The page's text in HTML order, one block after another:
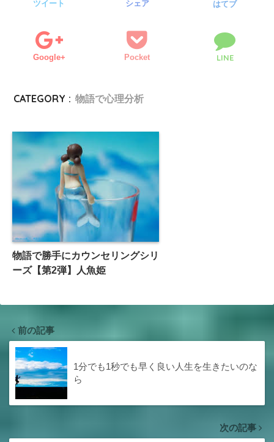
ツイート シェア はてブ
Google+ Pocket LINE
CATEGORY : 物語で心理分析
物語で勝手にカウンセリングシリ
ーズ【第2弾】人魚姫
前の記事
1分でも1秒でも早く良い人生を生きたいのな
ら
次の記事